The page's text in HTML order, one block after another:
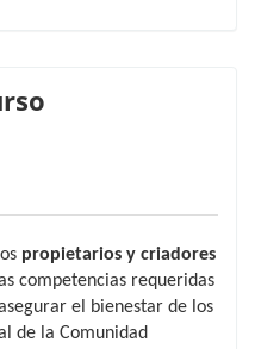
propietarios y criadores
competencias requeridas
el bienestar de los
de la Comunidad